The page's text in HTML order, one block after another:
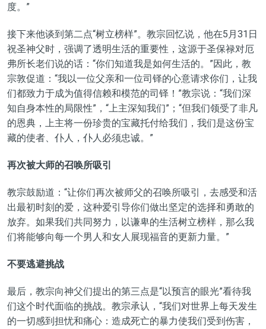
度。”
接下来他谈到第二点“树立榜样”。教宗回忆说，他在5月31日
祝圣神父时，强调了透明生活的重要性，这源于圣保禄对厄
弗所长老们说的话：“你们知道我是如何生活的。”因此，教
宗敦促道：“我以一位父亲和一位司铎的心意请求你们，让我
们都致力于成为值得信赖和模范的司铎！”教宗说：“我们深
知自身本性的局限性”，“上主深知我们”；“但我们领受了非凡
的恩典，上主将一份珍贵的宝藏托付给我们，我们是这份宝
藏的使者、仆人，仆人必须忠诚。”
再次被大师的召唤所吸引
教宗鼓励道：“让你们再次被师父的召唤所吸引，去感受和活
出最初时刻的爱，这种爱引导你们做出坚定的选择和勇敢的
放弃。如果我们共同努力，以谦卑的生活树立榜样，那么我
们将能够向每一个男人和女人展现福音的更新力量。”
不要逃避挑战
最后，教宗向神父们提出的第三点是“以预言的眼光”看待我
们这个时代面临的挑战。教宗承认，“我们对世界上每天发生
的一切感到担忧和痛心：造成死亡的暴力使我们受到伤害，